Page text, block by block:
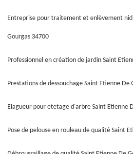
Entreprise pour traitement et enlèvement
Gourgas 34700
Professionnel en création de jardin Saint
Prestations de dessouchage Saint Etienne De
Elagueur pour etetage d'arbre Saint Etienne
Pose de pelouse en rouleau de qualité Saint